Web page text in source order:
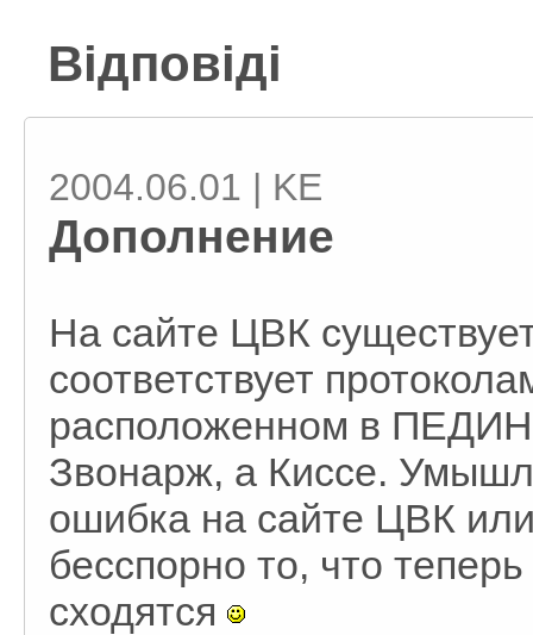
Відповіді
2004.06.01 | KE
Дополнение
На сайте ЦВК
соответствует
расположенном в
Звонарж, а Киссе.
ошибка на сайте ЦВК
бесспорно то, что
сходятся